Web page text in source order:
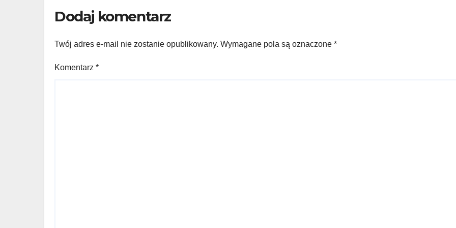
Dodaj komentarz
Twój adres e-mail nie zostanie opublikowany. Wymagane pola są oznaczone *
Komentarz *